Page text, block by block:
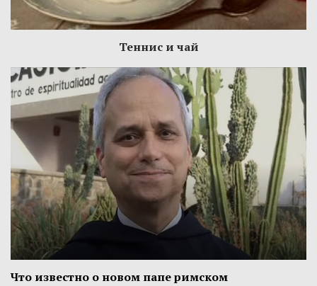
Теннис и чай
Что известно о новом папе римском